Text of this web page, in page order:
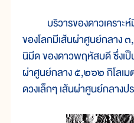
บริวารของดาวเคราะห์
ของโลกมีเส้นผ่าศูนย์กลาง
นิมีด ของดาวพฤหัสบดี ซึ่งเ
ผ่าศูนย์กลาง ๕,๒๖๒ กิโลเ
ดวงเล็กๆ เส้นผ่าศูนย์กลาง